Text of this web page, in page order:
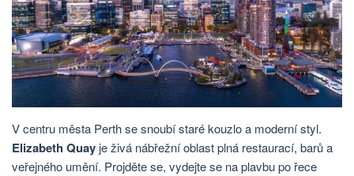
V centru města Perth se snoubí staré kouzlo a moderní styl.
Elizabeth Quay je živá nábřežní oblast plná restaurací, barů a
veřejného umění. Projděte se, vydejte se na plavbu po řece